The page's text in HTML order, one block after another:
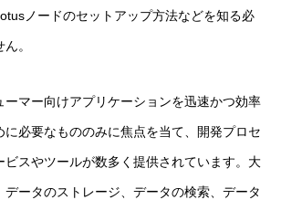
ノードのセットアップ方法などを知る必
。
ーマー向けアプリケーションを迅速かつ効率
に必要なもののみに焦点を当て、開発プロセ
ビスやツールが数多く提供されています。大
データのストレージ、データの検索、データ